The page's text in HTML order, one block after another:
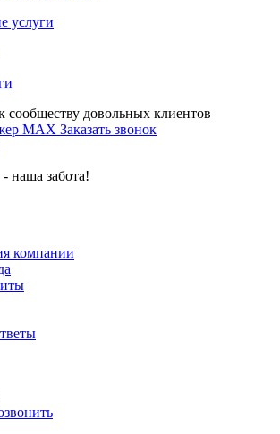
услуги
сообществу довольных клиентов
MAX Заказать звонок
наша забота!
компании